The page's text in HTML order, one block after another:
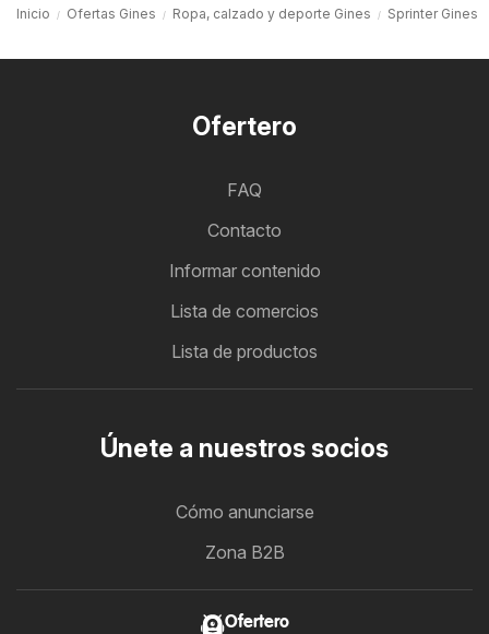
Inicio Ofertas Gines Ropa, calzado y deporte Gines Sprinter Gines
Ofertero
FAQ
Contacto
Informar contenido
Lista de comercios
Lista de productos
Únete a nuestros socios
Cómo anunciarse
Zona B2B
Ofertero